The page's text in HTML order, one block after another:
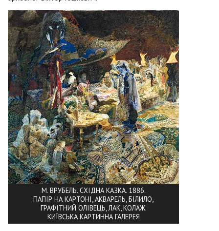
М. ВРУБЕЛЬ. СХІДНА КАЗКА. 1886.
ПАПІР НА КАРТОНІ, АКВАРЕЛЬ, БІЛИЛО,
ГРАФІТНИЙ ОЛІВЕЦЬ, ЛАК, КОЛАЖ.
КИЇВСЬКА КАРТИННА ГАЛЕРЕЯ